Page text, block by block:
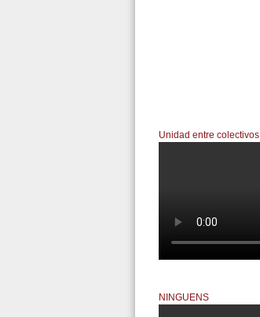
Unidad entre colectivos
NINGUENS